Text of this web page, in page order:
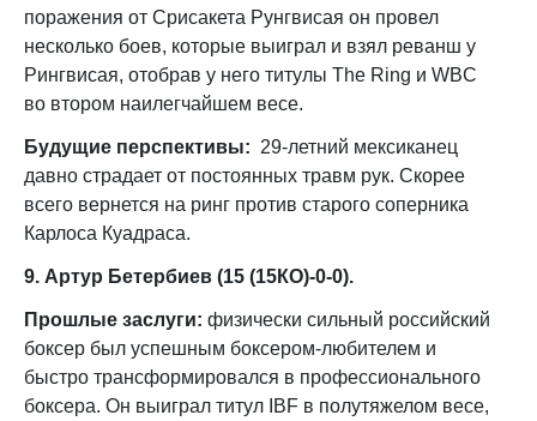
поражения от Срисакета Рунгвисая он провел
несколько боев, которые выиграл и взял реванш у
Рингвисая, отобрав у него титулы The Ring и WBC
во втором наилегчайшем весе.
Будущие перспективы: 29-летний мексиканец
давно страдает от постоянных травм рук. Скорее
всего вернется на ринг против старого соперника
Карлоса Куадраса.
9. Артур Бетербиев (15 (15КО)-0-0).
Прошлые заслуги: физически сильный российский
боксер был успешным боксером-любителем и
быстро трансформировался в профессионального
боксера. Он выиграл титул IBF в полутяжелом весе,